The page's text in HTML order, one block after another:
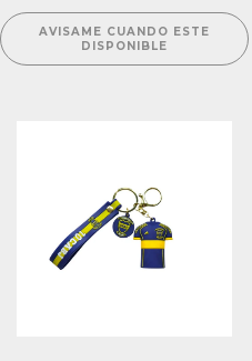
AVISAME CUANDO ESTE
DISPONIBLE